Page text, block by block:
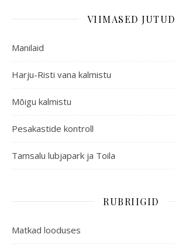
VIIMASED JUTUD
Manilaid
Harju-Risti vana kalmistu
Mõigu kalmistu
Pesakastide kontroll
Tamsalu lubjapark ja Toila
RUBRIIGID
Matkad looduses